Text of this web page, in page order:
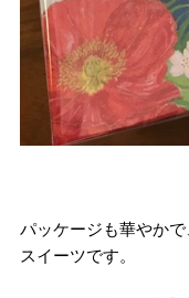
パッケージも華やか
スイーツです。